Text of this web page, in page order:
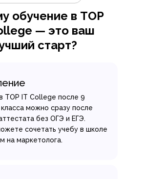
обучение в TOP
— это ваш
старт?
TOP IT College после 9
класса можно сразу после
без ОГЭ и ЕГЭ.
сочетать учебу в школе
на маркетолога.